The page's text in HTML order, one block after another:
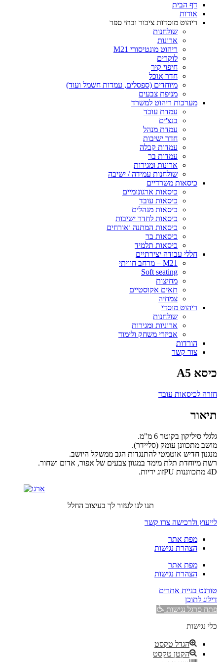
דף הבית
אודות
ריהוט מוסדות ציבור ובתי ספר
שולחנות
ארונות
ריהוט מונטיסורי M21
לוקרים
חיפוי קיר
חדר אוכל
מיוחדים (ספסלים, עמדות חשמל ועוד)
מניפת צבעים
מערכות ריהוט למשרד
עמדת עובד
בנצ'ים
עמדת מנהל
חדר ישיבות
עמדות קבלה
עמדות בר
ארונות ומגירות
שולחנות עמידה / ישיבה
כיסאות משרדיים
כיסאות ארגונומיים
כיסאות עובד
כיסאות מנהלים
כיסאות לחדר ישיבות
כיסאות המתנה ואורחים
כיסאות בר
כיסאות תלמיד
חללי עבודה יצירתיים
M21 – מרחב חוויתי
Soft seating
מחיצות
תאים אקוסטיים
צמחיה
ריהוט מוסדי
שולחנות
ארוניות ומגירות
אביזרי משחק ולימוד
הורדות
צור קשר
כיסא A5
חזרה לכיסאות עובד
תיאור
גלגלי סיליקון בקוטר 6 מ"מ.
מושב מתכוונן עומק (סליידר).
מנגנון חדיש אוטמטי להתנגדות הגב ממשקל היושב.
רשת מיוחדת תלת מימד במגוון צבעים של אפור, אדום ושחור.
4D מתכווננות PUזוג ידיות.
תנו לנו לעזור לך בעיצוב החלל
לייעוץ ולרכישה צרו קשר
מפת אתר
הצהרת נגישות
מפת אתר
הצהרת נגישות
טורנט בניית אתרים
דילוג לתוכן
פתח סרגל נגישות
כלי נגישות
הגדל טקסט
הקטן טקסט